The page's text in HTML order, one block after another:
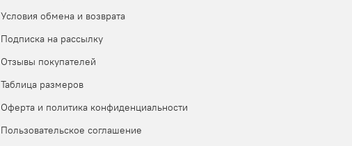
Условия обмена и возврата
Подписка на рассылку
Отзывы покупателей
Таблица размеров
Оферта и политика конфиденциальности
Пользовательское соглашение